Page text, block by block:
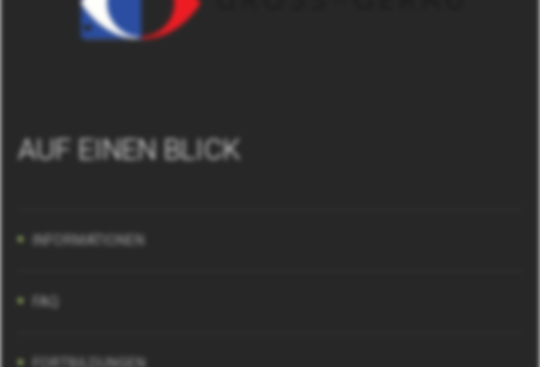
AUF EINEN BLICK
INFORMATIONEN
FAQ
FORTBILDUNGEN